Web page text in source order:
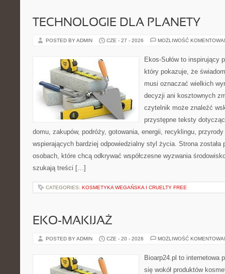
TECHNOLOGIE DLA PLANETY
POSTED BY ADMIN CZE - 27 - 2026 MOŻLIWOŚĆ
Ekos-Sułów to inspirujący
który pokazuje, że
musi oznaczać wielkich
decyzji ani kosztownych
czytelnik może znaleźć
przystępne teksty
domu, zakupów, podróży, gotowania, energii, recyklingu,
wspierających bardziej odpowiedzialny styl życia. Strona została
osobach, które chcą odkrywać współczesne wyzwania
szukają treści […]
CATEGORIES: KOSMETYKA WEGAŃSKA I CRUELTY FREE
EKO-MAKIJAŻ
POSTED BY ADMIN CZE - 20 - 2026 MOŻLIWOŚĆ
Bioarp24.pl to internetowa
się wokół produktów